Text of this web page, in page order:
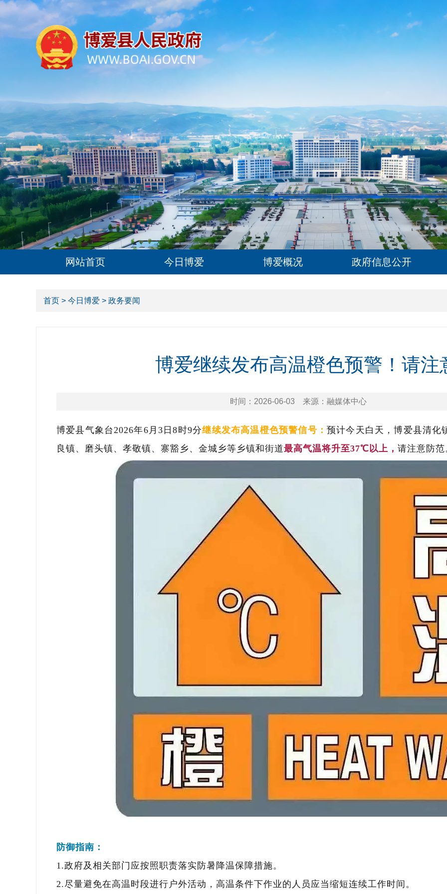
网站首页 今日博爱 博爱概况 政府信息公开
首页 > 今日博爱 > 政务要闻
博爱继续发布高温橙色预警！请
时间：2026-06-03 来源：融媒体中心
博爱县气象台2026年6月3日8时9分继续发布高温橙色预警信号：预计今天白天，博爱县清化
良镇、磨头镇、孝敬镇、寨豁乡、金城乡等乡镇和街道最高气温将升至37℃以上， 请注意防范
防御指南：
1.政府及相关部门应按照职责落实防暑降温保障措施。
2.尽量避免在高温时段进行户外活动，高温条件下作业的人员应当缩短连续工作时间。